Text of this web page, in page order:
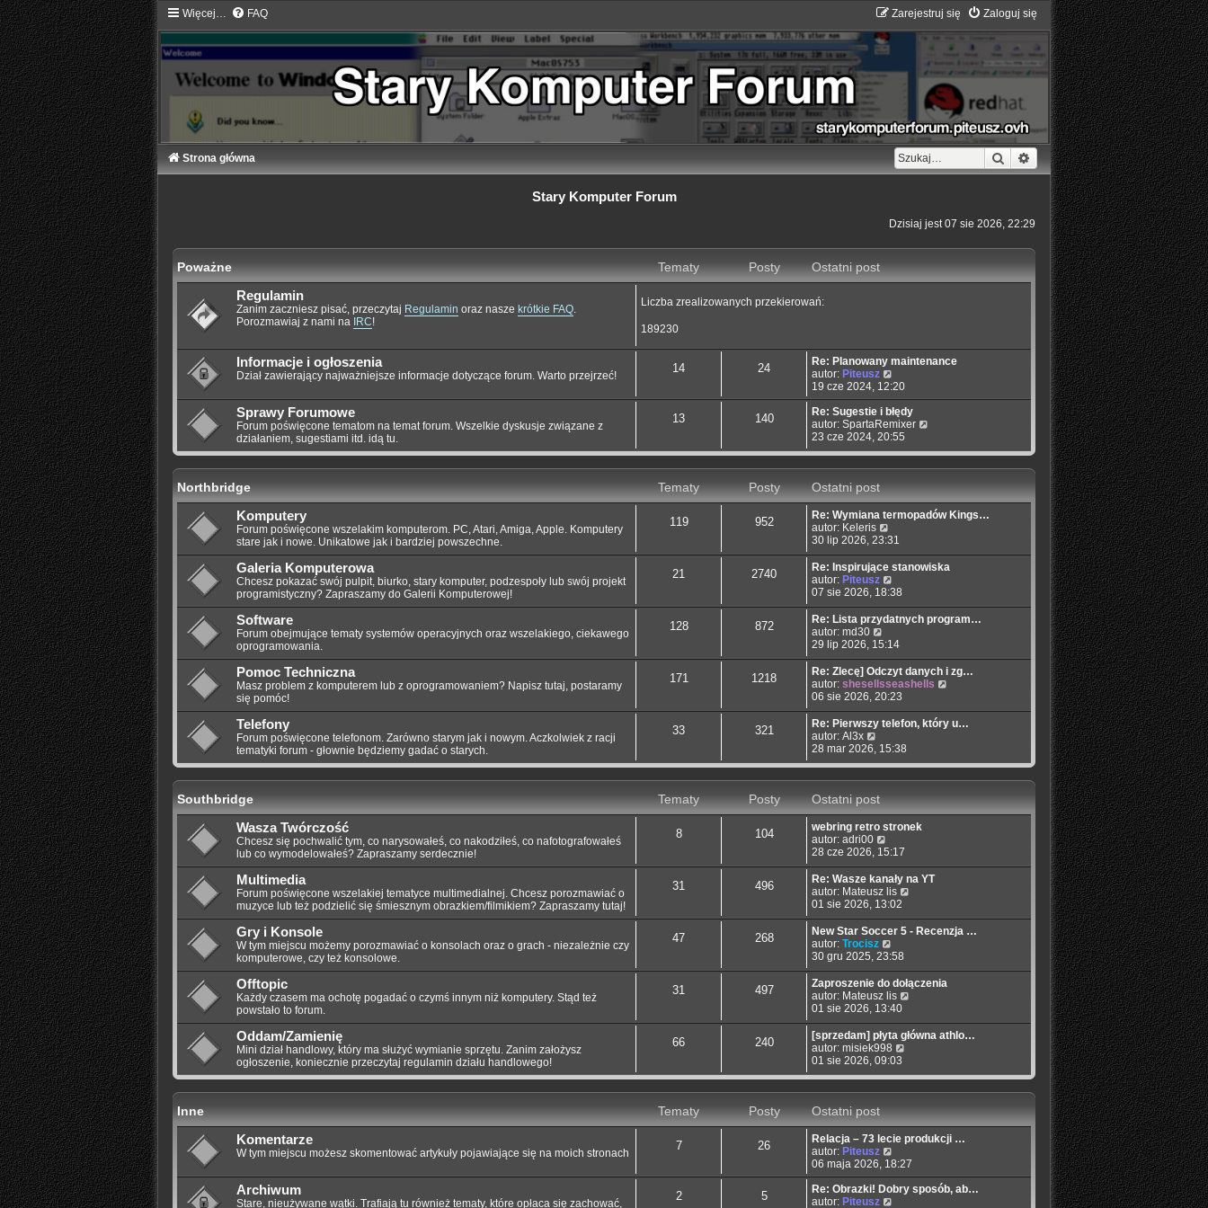
Więcej… FAQ Zaloguj się
Zarejestruj się
Szukaj Wyszukiwanie zaawansowane
Strona główna
Stary Komputer Forum
Dzisiaj jest 07 sie 2026, 22:29
Poważne Tematy Posty
Ostatni post
Regulamin
Zanim zaczniesz pisać, przeczytaj Regulamin oraz nasze krótkie FAQ
Porozmawiaj z nami na IRC!
Liczba zrealizowanych przekierowań:
189230
Informacje i ogłoszenia
Dział zawierający najważniejsze informacje dotyczące forum. Warto przejrzeć!
14 24
Re: Planowany maintenance
autor: Piteusz
y
ś
w
i
e
n
n
w
y
p
o
s
t
19 cze 2024, 12:20
Sprawy Forumowe
Forum poświęcone tematom na temat forum. Wszelkie dyskusje związane z
działaniem, sugestiami itd. idą tu.
13 140
Re: Sugestie i błędy
autor: SpartaRemixer
i
l
n
o
z
y
s
t
23 cze 2024, 20:55
Northbridge Tematy Posty
Ostatni post
Komputery
Forum poświęcone wszelakim komputerom. PC, Atari, Amiga, Apple. Komputery
stare jak i nowe. Unikatowe jak i bardziej powszechne.
119 952
Re: Wymiana termopadów Kings…
autor: Keleris
y
w
i
e
l
n
a
j
o
w
s
z
y
o
s
t
30 lip 2026, 23:31
Galeria Komputerowa
Chcesz pokazać swój pulpit, biurko, stary komputer, podzespoły lub swój projekt
programistyczny? Zapraszamy do Galerii Komputerowej!
21 2740
Re: Inspirujące stanowiska
autor: Piteusz
y
w
e
l
n
a
j
n
o
w
s
z
y
o
s
t
07 sie 2026, 18:38
Software
Forum obejmujące tematy systemów operacyjnych oraz wszelakiego, ciekawego
oprogramowania.
128 872
Re: Lista przydatnych program…
autor: md30
y
w
i
e
l
n
a
j
n
o
s
z
y
p
o
s
t
29 lip 2026, 15:14
Pomoc Techniczna
Masz problem z komputerem lub z oprogramowaniem? Napisz tutaj, postaramy
się pomóc!
171 1218
Re: Zlecę] Odczyt danych i zg…
autor: shesellsseashells
w
l
n
j
z
s
t
06 sie 2026, 20:23
Telefony
Forum poświęcone telefonom. Zarówno starym jak i nowym. Aczkolwiek z racji
tematyki forum - głownie będziemy gadać o starych.
33 321
Re: Pierwszy telefon, który u…
autor: Al3x
y
i
e
l
n
a
o
w
s
z
y
p
o
s
t
28 mar 2026, 15:38
Southbridge Tematy Posty
Ostatni post
Wasza Twórczość
Chcesz się pochwalić tym, co narysowałeś, co nakodziłeś, co nafotografowałeś
lub co wymodelowałeś? Zapraszamy serdecznie!
8 104
webring retro stronek
autor: adri00
y
w
i
e
l
n
a
j
o
w
s
z
y
p
o
s
t
28 cze 2026, 15:17
Multimedia
Forum poświęcone wszelakiej tematyce multimedialnej. Chcesz porozmawiać o
muzyce lub też podzielić się śmiesznym obrazkiem/filmikiem? Zapraszamy tutaj!
31 496
Re: Wasze kanały na YT
autor: Mateusz lis
w
l
n
n
o
z
y
o
s
t
01 sie 2026, 13:02
Gry i Konsole
W tym miejscu możemy porozmawiać o konsolach oraz o grach - niezależnie czy
komputerowe, czy też konsolowe.
47 268
New Star Soccer 5 - Recenzja …
autor: Trocisz
y
w
i
e
l
n
a
j
n
o
s
z
y
o
s
t
30 gru 2025, 23:58
Offtopic
Każdy czasem ma ochotę pogadać o czymś innym niż komputery. Stąd też
powstało to forum.
31 497
Zaproszenie do dołączenia
autor: Mateusz lis
w
l
n
j
o
w
y
01 sie 2026, 13:40
Oddam/Zamienię
Mini dział handlowy, który ma służyć wymianie sprzętu. Zanim założysz
ogłoszenie, koniecznie przeczytaj regulamin działu handlowego!
66 240
[sprzedam] płyta główna athlo…
autor: misiek998
i
l
n
a
n
o
01 sie 2026, 09:03
Inne Tematy Posty
Ostatni post
Komentarze
W tym miejscu możesz skomentować artykuły pojawiające się na moich stronach
7 26
Relacja – 73 lecie produkcji …
autor: Piteusz
y
ś
w
06 maja 2026, 18:27
Archiwum
Stare, nieużywane wątki. Trafiają tu również tematy, które opłaca się zachować,
2 5
Re: Obrazki! Dobry sposób, ab…
autor: Piteusz